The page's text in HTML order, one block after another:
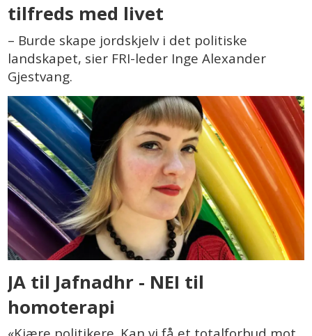
tilfreds med livet
– Burde skape jordskjelv i det politiske
landskapet, sier FRI-leder Inge Alexander
Gjestvang.
JA til Jafnadhr - NEI til
homoterapi